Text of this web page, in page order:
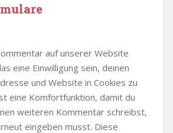
auf unserer Website
eine Einwilligung sein, deinen
und Website in Cookies zu
eine Komfortfunktion, damit du
weiteren Kommentar schreibst,
eingeben musst. Diese